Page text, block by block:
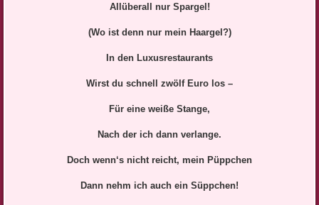
Allüberall nur Spargel!
(Wo ist denn nur mein Haargel?)
In den Luxusrestaurants
Wirst du schnell zwölf Euro los –
Für eine weiße Stange,
Nach der ich dann verlange.
Doch wenn‘s nicht reicht, mein Püppchen
Dann nehm ich auch ein Süppchen!